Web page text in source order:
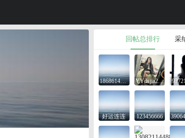
回帖总排行 采
18686143645 YYdsjia2425
好运连连 123456666